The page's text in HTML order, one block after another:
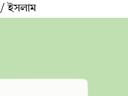
/ ইসলাম